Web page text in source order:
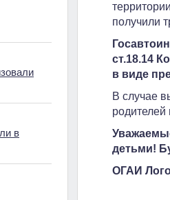
в
получили
ст.18.14
в виде
В случае
детьми!
ОГАИ